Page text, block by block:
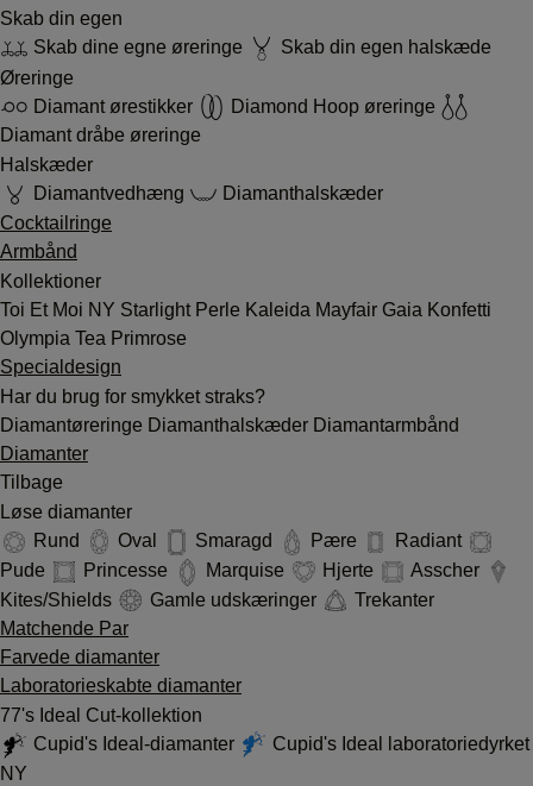
Skab din egen
Skab dine egne øreringe
Skab din egen halskæde
Øreringe
Diamant ørestikker
Diamond Hoop øreringe
Diamant dråbe øreringe
Halskæder
Diamantvedhæng
Diamanthalskæder
Cocktailringe
Armbånd
Kollektioner
Toi Et Moi NY Starlight Perle Kaleida Mayfair Gaia Konfetti
Olympia Tea Primrose
Specialdesign
Har du brug for smykket straks?
Diamantøreringe Diamanthalskæder Diamantarmbånd
Diamanter
Tilbage
Løse diamanter
Rund
Oval Smaragd Pære
Radiant
Pude
Princesse Marquise Hjerte
Asscher
Kites/Shields
Gamle udskæringer
Trekanter
Matchende Par
Farvede diamanter
Laboratorieskabte diamanter
77's Ideal Cut-kollektion
Cupid's Ideal-diamanter
Cupid's Ideal laboratoriedyrket
NY